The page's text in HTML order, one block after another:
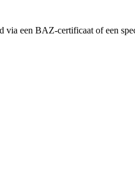
een BAZ-certificaat of een